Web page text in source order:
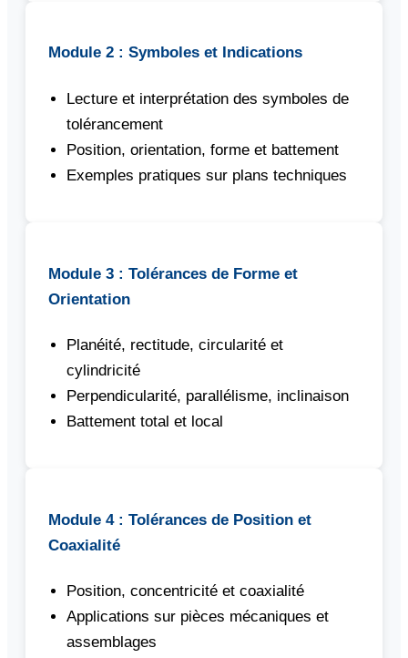
Module 2 : Symboles et Indications
Lecture et interprétation des symboles de
tolérancement
Position, orientation, forme et battement
Exemples pratiques sur plans techniques
Module 3 : Tolérances de Forme et
Orientation
Planéité, rectitude, circularité et
cylindricité
Perpendicularité, parallélisme, inclinaison
Battement total et local
Module 4 : Tolérances de Position et
Coaxialité
Position, concentricité et coaxialité
Applications sur pièces mécaniques et
assemblages